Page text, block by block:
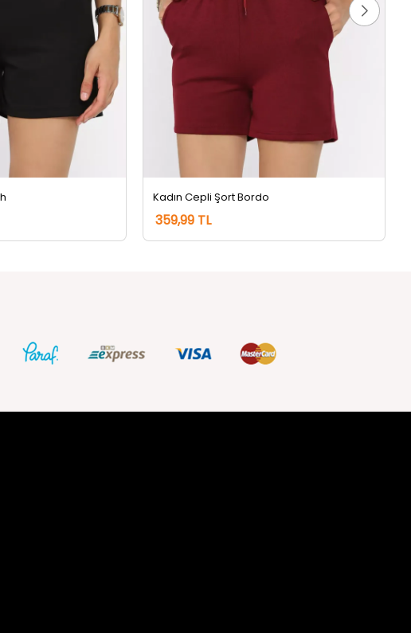
Kadın Cepli Şort Bordo
359,99 TL